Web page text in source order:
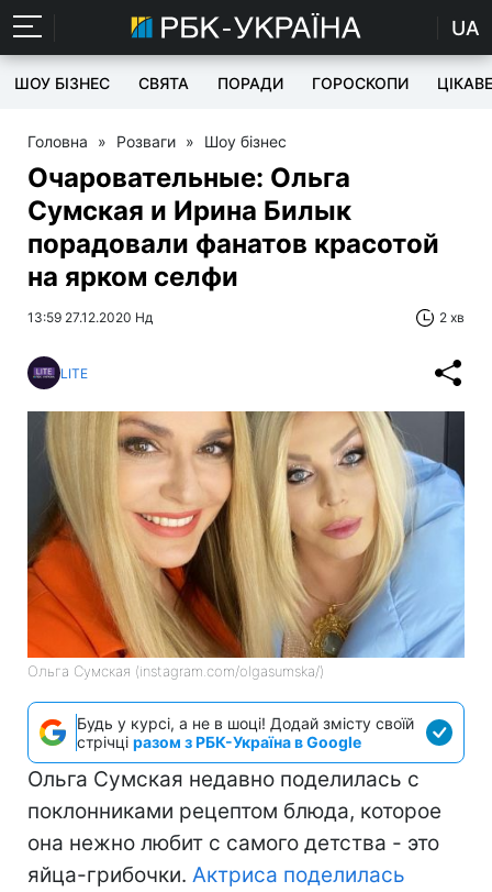
UA
ШОУ БІЗНЕС СВЯТА ПОРАДИ ГОРОСКОПИ ЦІКАВЕ
Головна » Розваги » Шоу бізнес
Очаровательные: Ольга
Сумская и Ирина Билык
порадовали фанатов красотой
на ярком селфи
13:59 27.12.2020 Нд 2 хв
LITE
Ольга Сумская (instagram.com/olgasumska/)
Будь у курсі, а не в шоці! Додай змісту своїй
стрічці разом з РБК-Україна в Google
Ольга Сумская недавно поделилась с
поклонниками рецептом блюда, которое
она нежно любит с самого детства - это
яйца-грибочки. Актриса поделилась